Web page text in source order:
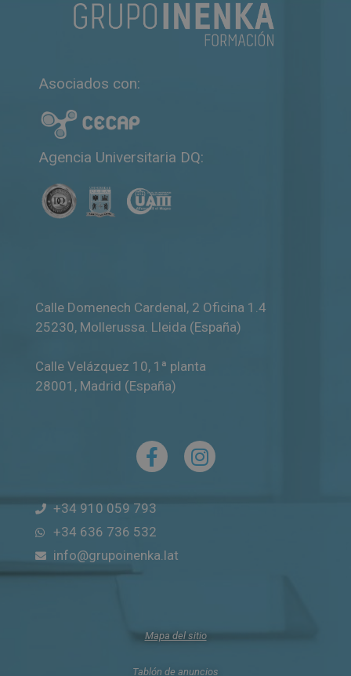
Asociados con:
Agencia Universitaria DQ:
Calle Domenech Cardenal, 2 Oficina 1.4
25230, Mollerussa Lleida (España)
Calle Velázquez 10, 1ª planta
28001 , Madrid (España)
+34 910 059 793
+34 636 736 532
info@grupoinenka.lat
Mapa del sitio
Tablón de anuncios